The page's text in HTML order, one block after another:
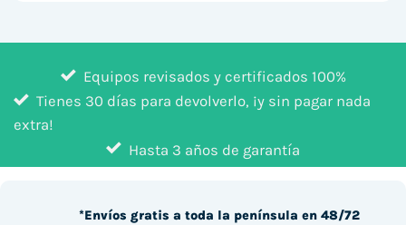
Equipos revisados y certificados 100%
Tienes 30 días para devolverlo, ¡y sin pagar nada
extra!
Hasta 3 años de garantía
*Envíos gratis a toda la península en 48/72